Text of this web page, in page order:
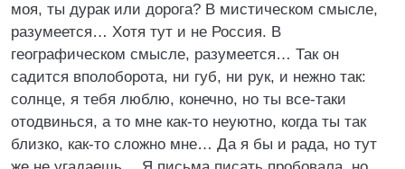
моя, ты дурак или дорога? В мистическом смысле,
разумеется… Хотя тут и не Россия. В
географическом смысле, разумеется… Так он
садится вполоборота, ни губ, ни рук, и нежно так:
солнце, я тебя люблю, конечно, но ты все-таки
отодвинься, а то мне как-то неуютно, когда ты так
близко, как-то сложно мне… Да я бы и рада, но тут